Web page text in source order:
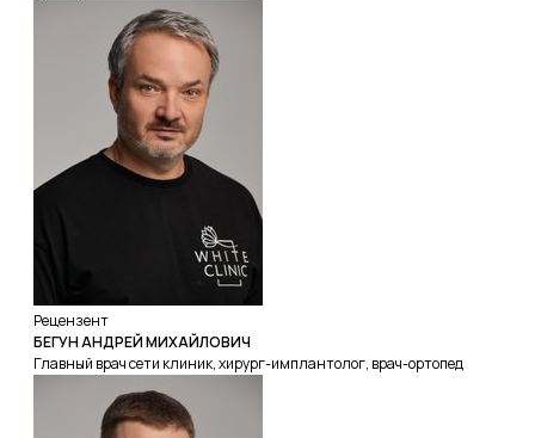
Рецензент
БЕГУН АНДРЕЙ МИХАЙЛОВИЧ
Главный врач сети клиник, хирург-имплантолог, врач-ортопед